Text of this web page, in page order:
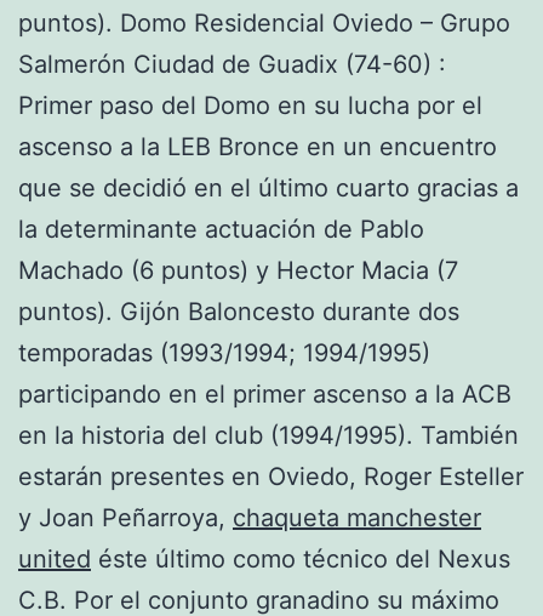
puntos). Domo Residencial Oviedo – Grupo
Salmerón Ciudad de Guadix (74-60) :
Primer paso del Domo en su lucha por el
ascenso a la LEB Bronce en un encuentro
que se decidió en el último cuarto gracias a
la determinante actuación de Pablo
Machado (6 puntos) y Hector Macia (7
puntos). Gijón Baloncesto durante dos
temporadas (1993/1994; 1994/1995)
participando en el primer ascenso a la ACB
en la historia del club (1994/1995). También
estarán presentes en Oviedo, Roger Esteller
y Joan Peñarroya, chaqueta manchester
united éste último como técnico del Nexus
C.B. Por el conjunto granadino su máximo